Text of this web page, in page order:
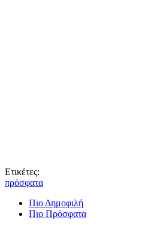
Ετικέτες:
πρόσφατα
Πιο Δημοφιλή
Πιο Πρόσφατα